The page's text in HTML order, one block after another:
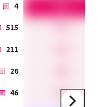
4
515 4.5
211
26
46 4.2